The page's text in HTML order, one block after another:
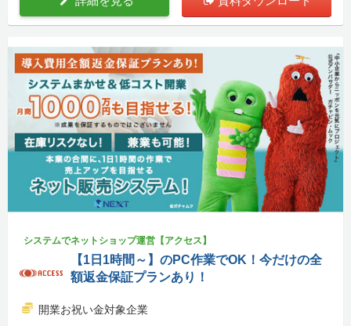
システムでネットショップ運営【アクセス】
【1日1時間～】のPC作業でOK！今だけの全
額返金保証プランあり！
開業お祝い金対象企業